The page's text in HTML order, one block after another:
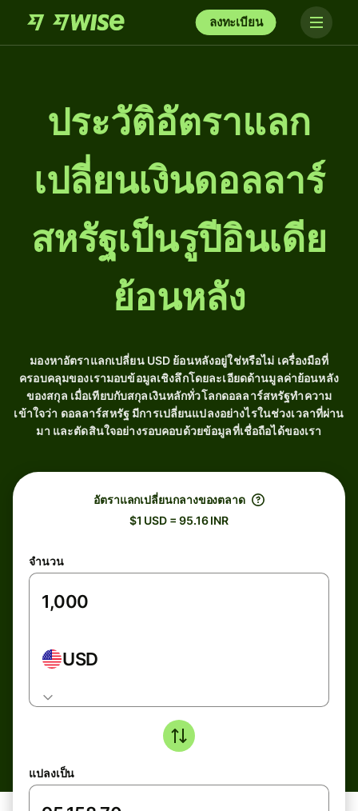
ลงทะเบียน
ประวัติอัตราแลก
เปลี่ยนเงินดอลลาร์
สหรัฐเป็นรูปีอินเดีย
ย้อนหลัง
มองหาอัตราแลกเปลี่ยน USD ย้อนหลังอยู่ใช่หรือไม่ เครื่องมือที่
ครอบคลุมของเรามอบข้อมูลเชิงลึกโดยละเอียดด้านมูลค่าย้อนหลัง
ของสกุล เมื่อเทียบกับสกุลเงินหลักทั่วโลกดอลลาร์สหรัฐทำความ
เข้าใจว่า ดอลลาร์สหรัฐ มีการเปลี่ยนแปลงอย่างไรในช่วงเวลาที่ผ่าน
มา และตัดสินใจอย่างรอบคอบด้วยข้อมูลที่เชื่อถือได้ของเรา
อัตราแลกเปลี่ยนกลางของตลาด
$1 USD = 95.16 INR
จำนวน
USD
แปลงเป็น